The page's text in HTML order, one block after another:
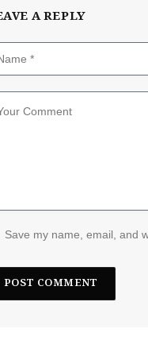
A REPLY
Save my name, email, and